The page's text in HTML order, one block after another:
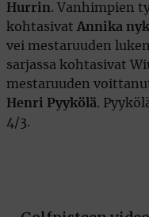
Hurrin. Vanhimpien
kohtasivat Annika
vei mestaruuden
sarjassa kohtasivat
mestaruuden
Henri Pyykölä.
4/3.